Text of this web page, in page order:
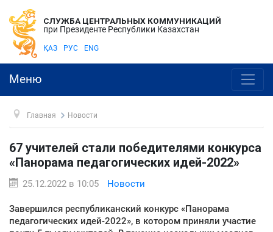
СЛУЖБА ЦЕНТРАЛЬНЫХ КОММУНИКАЦИЙ
при Президенте Республики Казахстан
ҚАЗ РУС ENG
Меню
Главная Новости
67 учителей стали победителями конкурса
«Панорама педагогических идей-2022»
25.12.2022 в 10:05 Новости
Завершился республиканский конкурс «Панорама
педагогических идей-2022», в котором приняли участие